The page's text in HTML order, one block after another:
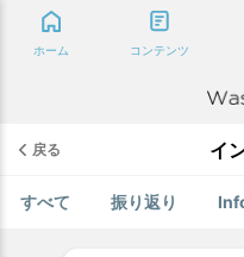
ホーム コンテンツ
戻る イ
すべて 振り返り